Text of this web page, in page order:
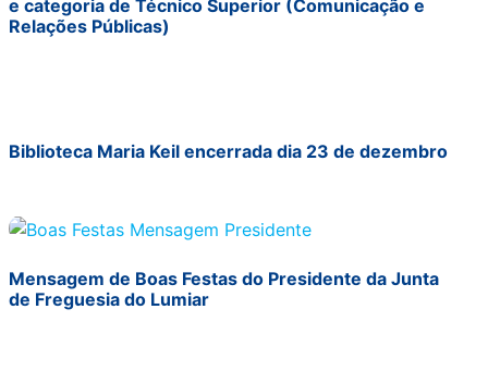
e categoria de Técnico Superior (Comunicação e
Relações Públicas)
Biblioteca Maria Keil encerrada dia 23 de dezembro
Mensagem de Boas Festas do Presidente da Junta
de Freguesia do Lumiar